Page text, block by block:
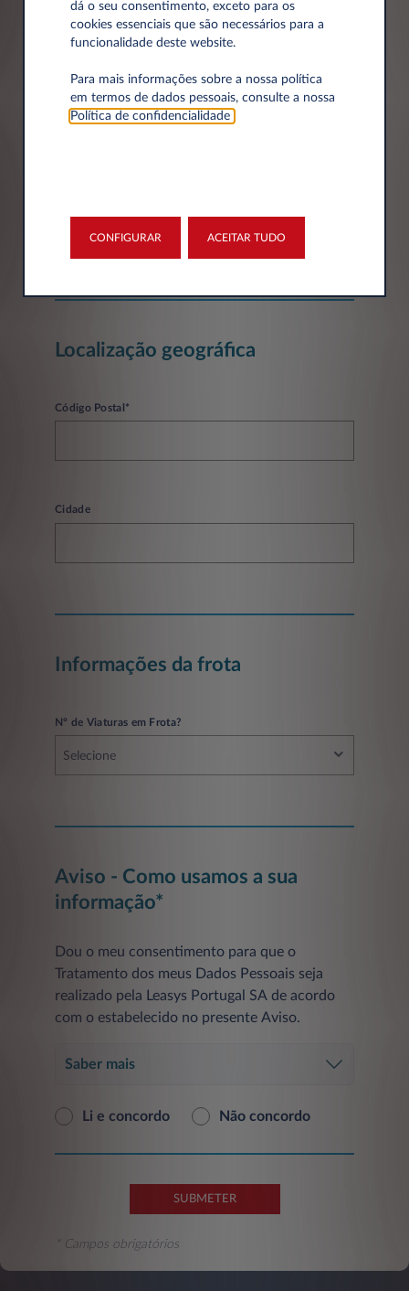
Dados da empresa
Empresa*
Localização geográfica
Código Postal*
Cidade
Informações da frota
Nº de Viaturas em Frota?
Selecione
Aviso - Como usamos a sua
informação*
Dou o meu consentimento para que o
Tratamento dos meus Dados Pessoais seja
realizado pela Leasys Portugal SA de acordo
com o estabelecido no presente Aviso.
Saber mais
Li e concordo Não concordo
SUBMETER
* Campos obrigatórios
dá o seu consentimento, exceto para os
cookies essenciais que são necessários para a
funcionalidade deste website.
Para mais informações sobre a nossa política
em termos de dados pessoais, consulte a nossa
Política de confidencialidade
CONFIGURAR ACEITAR TUDO